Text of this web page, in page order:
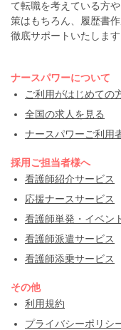
て転職を考えている方
策はもちろん、履歴書
徹底サポートいたします
ナースパワーについて
ご利用がはじめての
全国の求人を見る
ナースパワーご利用
採用ご担当者様へ
看護師紹介サービス
応援ナースサービス
看護師単発・イベン
看護師派遣サービス
看護師添乗サービス
その他
利用規約
プライバシーポリシ